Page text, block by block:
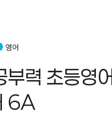
영어
부력 초등영어
6A
수학
공통수학 1
)
수학
개념잡기 중학
1 (22개정)
스유형 파워
학 4-1
)
수학
라이트 대수
)
과학
등 과학 5-1
)
과학
등 과학 6-1
)